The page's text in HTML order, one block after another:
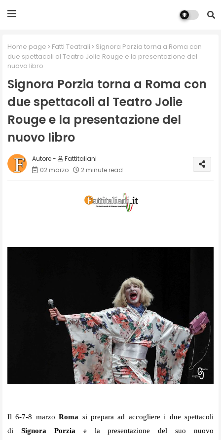
Home page Fatti Teatrali
Signora Porzia torna a Roma con
due spettacoli al Teatro Jolie Rouge e la presentazione del
nuovo libro
Signora Porzia torna a Roma con
due spettacoli al Teatro Jolie
Rouge e la presentazione del
nuovo libro
Fattitaliani
02 marzo
2 minute read
Il 6-7-8 marzoRoma si prepara ad accogliere i due spettacoli
di Signora Porziae la presentazione del suo nuovo